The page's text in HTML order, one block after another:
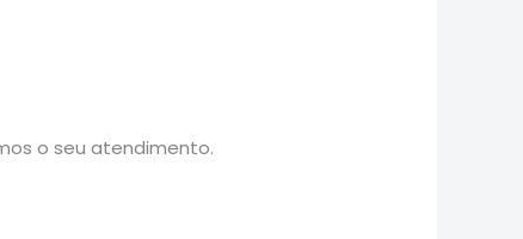
o seu atendimento.